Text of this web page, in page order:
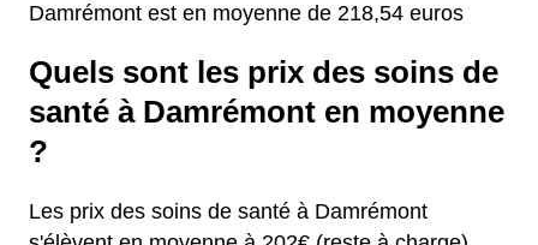
Damrémont est en moyenne de 218,54 euros
Quels sont les prix des soins de
santé à Damrémont en moyenne
?
Les prix des soins de santé à Damrémont